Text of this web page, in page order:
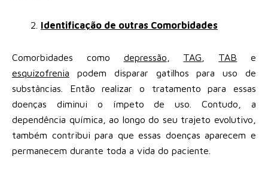
Identificação de outras Comorbidades
Comorbidades como depressão TAG TAB e
esquizofrenia podem disparar gatilhos para uso de
substâncias. Então realizar o tratamento para essas
doenças diminui o ímpeto de uso. Contudo, a
dependência química, ao longo do seu trajeto evolutivo,
também contribui para que essas doenças aparecem e
permanecem durante toda a vida do paciente.